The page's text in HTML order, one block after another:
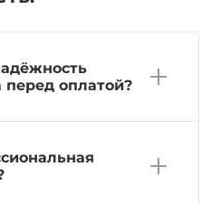
перед оплатой?